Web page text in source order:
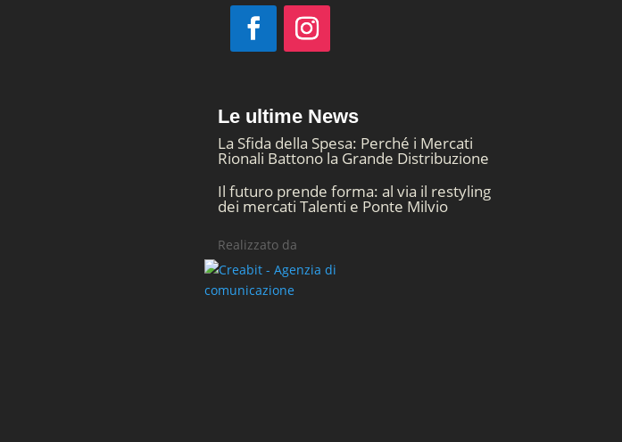
Le ultime News
La Sfida della Spesa: Perché i Mercati
Rionali Battono la Grande Distribuzione
Il futuro prende forma: al via il restyling
dei mercati Talenti e Ponte Milvio
Realizzato da